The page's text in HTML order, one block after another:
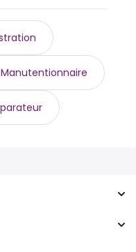
Manutentionnaire